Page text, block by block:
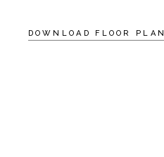
DOWNLOAD FLOOR PLAN